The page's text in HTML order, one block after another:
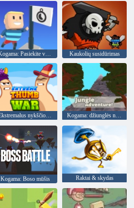
Kogama: Pasiekite vėliavą Kaukolių susidūrimas
Ekstremalus nykščio karas Kogama: džiunglės nuotykis
Kogama: Boso mūšis Raktai & skydas